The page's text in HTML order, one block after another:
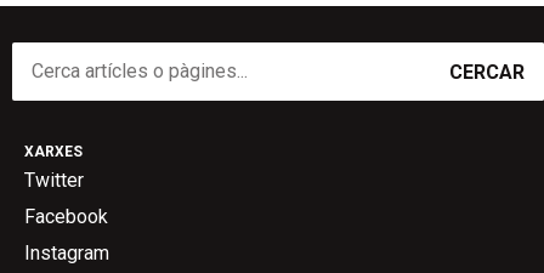
CERCAR
XARXES
Twitter
Facebook
Instagram